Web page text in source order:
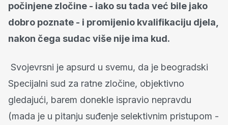
počinjene zločine - iako su tada već bile jako
dobro poznate - i promijenio kvalifikaciju djela,
nakon čega sudac više nije ima kud.
Svojevrsni je apsurd u svemu, da je beogradski
Specijalni sud za ratne zločine, objektivno
gledajući, barem donekle ispravio nepravdu
(mada je u pitanju suđenje selektivnim pristupom -